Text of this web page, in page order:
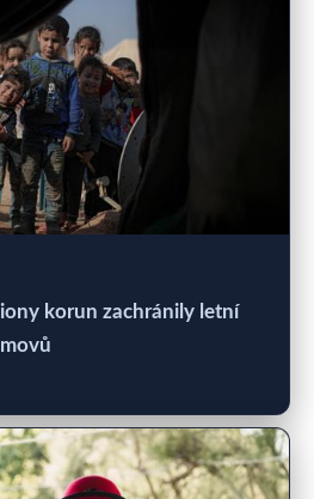
korun zachránily letní